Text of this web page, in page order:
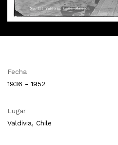
Fecha
1936 - 1952
Lugar
Valdivia, Chile